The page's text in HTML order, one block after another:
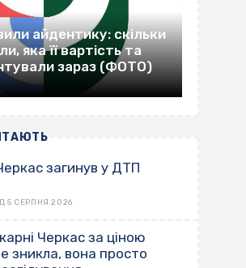
айдентику: скільки
яка її вартість та
зараз (ФОТО)
загинув у ДТП
5 СЕРПНЯ 2026
Черкас за ціною
зникла, вона просто